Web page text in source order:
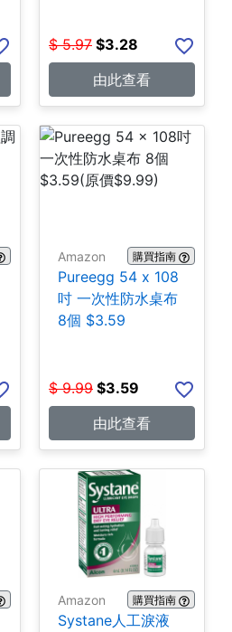
$ 5.97 $3.28
由此查看
Amazon 購買指南
Pureegg 54 x 108
吋 一次性防水桌布
8個 $3.59
$ 9.99 $3.59
由此查看
Amazon 購買指南
Systane人工淚液